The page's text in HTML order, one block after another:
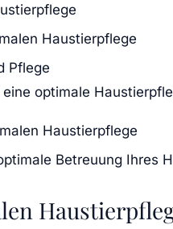
Haustierpflege
Pflege
optimale
Haustierpflege
Betreuung Ihres